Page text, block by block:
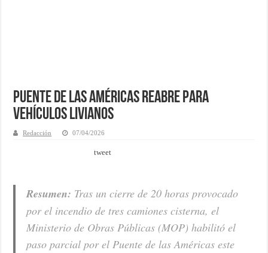
Puente de las Américas reabre para
vehículos livianos
Redacción 07/04/2026
tweet
Resumen: Tras un cierre de 20 horas provocado
por el incendio de tres camiones cisterna, el
Ministerio de Obras Públicas (MOP) habilitó el
paso parcial por el Puente de las Américas este